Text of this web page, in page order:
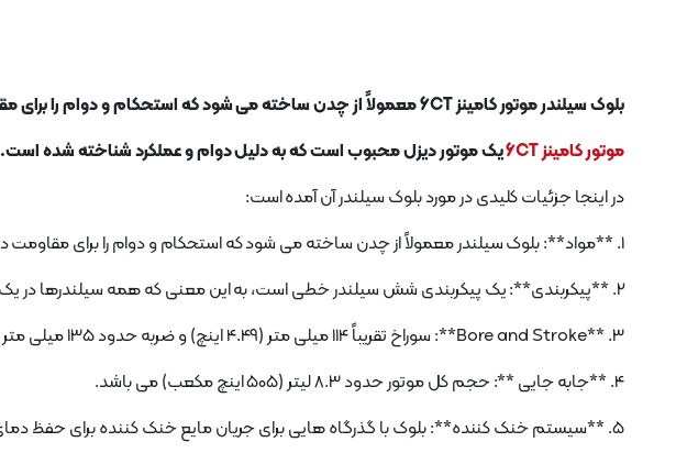
بلوک سیلندر موتور کامینز 6CT معمولاً از چدن ساخته می شود که استحکام و دوام را برای مقاومت در برابر فشارها و دماهای بالا فراهم می کند.
موتور کامینز 6CT
یک موتور دیزل محبوب است که به دلیل دوام و عملکرد شناخته شده است.
در اینجا جزئیات کلیدی در مورد بلوک سیلندر آن آمده است:
1. **مواد**: بلوک سیلندر معمولاً از چدن ساخته می شود که استحکام و دوام را برای مقاومت در برابر فشارها و دماهای بالا فراهم می کند.
2. **پیکربندی**: یک پیکربندی شش سیلندر خطی است، به این معنی که همه سیلندرها در یک خط قرار گرفته اند.
3. **Bore and Stroke**: سوراخ تقریباً 114 میلی متر (4.49 اینچ) و ضربه حدود 135 میلی متر (5.32 اینچ) است.
4. **جابه جایی **: حجم کل موتور حدود 8.3 لیتر (505 اینچ مکعب) می باشد.
5. **سیستم خنک کننده**: بلوک با گذرگاه هایی برای جریان مایع خنک کننده برای حفظ دمای عملیاتی بهینه طراحی شده است.